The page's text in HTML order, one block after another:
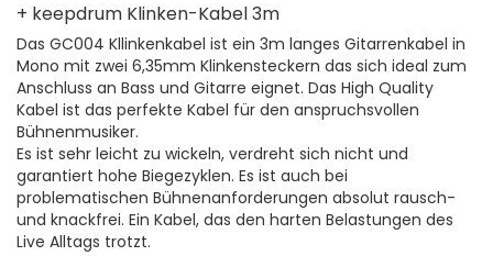
+ keepdrum Klinken-Kabel 3m
Das GC004 Kllinkenkabel ist ein 3m langes Gitarrenkabel in
Mono mit zwei 6,35mm Klinkensteckern das sich ideal zum
Anschluss an Bass und Gitarre eignet. Das High Quality
Kabel ist das perfekte Kabel für den anspruchsvollen
Bühnenmusiker.
Es ist sehr leicht zu wickeln, verdreht sich nicht und
garantiert hohe Biegezyklen. Es ist auch bei
problematischen Bühnenanforderungen absolut rausch-
und knackfrei. Ein Kabel, das den harten Belastungen des
Live Alltags trotzt.